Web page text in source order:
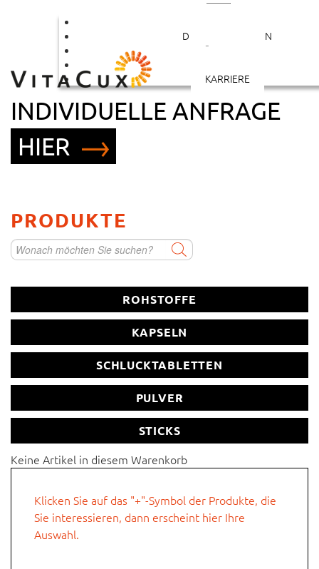
DIENSTLEISTUNGEN
ÜBER UNS
KARRIERE
STARTEN SIE IHRE
INDIVIDUELLE ANFRAGE
HIER
Vitamin/Mineralstoffmischung
Direktpulver und/oder Getränkepulver in Sticks
sonstiges
PRODUKTE
ROHSTOFFE
KAPSELN
SCHLUCKTABLETTEN
PULVER
STICKS
Keine Artikel in diesem Warenkorb
Klicken Sie auf das "+"-Symbol der Produkte, die
Sie interessieren, dann erscheint hier Ihre
Auswahl.